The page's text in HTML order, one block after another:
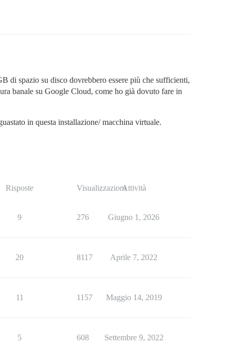
di spazio su disco dovrebbero essere più che sufficienti,
banale su Google Cloud, come ho già dovuto fare in
in questa installazione/ macchina virtuale.
Risposte VisualizzazioniAttività
9 276 Giugno 1, 2026
20 8117 Aprile 7, 2022
11 1157 Maggio 14, 2019
5 608 Settembre 9, 2022